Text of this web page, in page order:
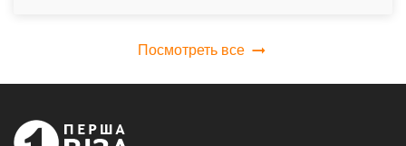
Посмотреть все